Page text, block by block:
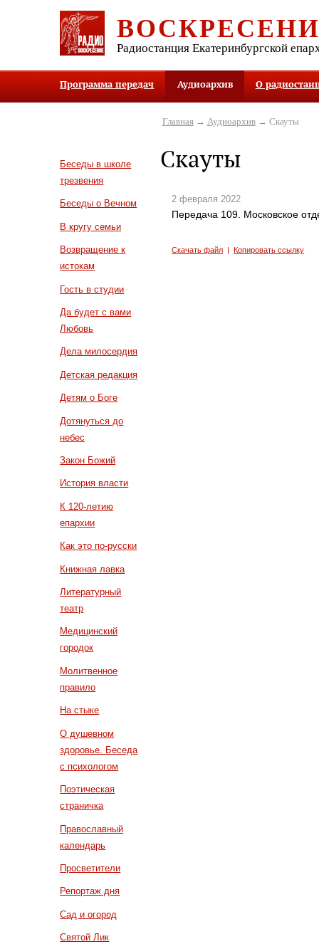
Радиостанция Екатеринбургской
Программа передач Аудиоархив О
Беседы в школе
трезвения
Беседы о Вечном
В кругу семьи
Возвращение к
истокам
Гость в студии
Да будет с вами
Любовь
Дела милосердия
Детская редакция
Детям о Боге
Дотянуться до
небес
Закон Божий
История власти
К 120-летию
епархии
Как это по-русски
Книжная лавка
Литературный
театр
Медицинский
городок
Молитвенное
правило
На стыке
О душевном
здоровье. Беседа
с психологом
Поэтическая
страничка
Православный
календарь
Просветители
Репортаж дня
Сад и огород
Святой Лик
Главная→ Аудиоархив→ Скауты
Скауты
2 февраля 2022
Передача 109. Московское
Скачать файл |Копировать ссылку